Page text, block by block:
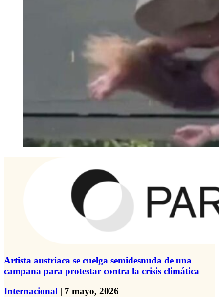
Artista austriaca se cuelga semidesnuda de una
campana para protestar contra la crisis climática
Internacional | 7 mayo, 2026